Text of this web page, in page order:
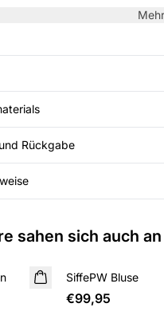
Tragekomfort. Ideal über
Rückgabe
sahen sich auch an
NEUHEIT
SiffePW Bluse
€99,95